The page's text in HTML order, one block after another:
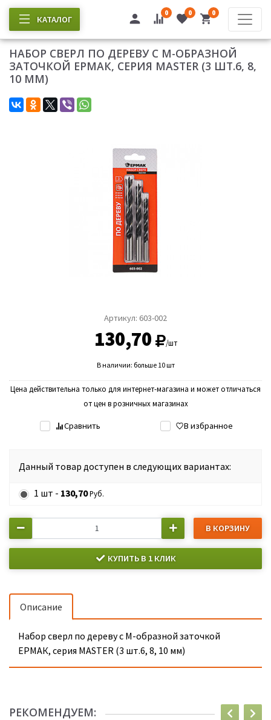
КАТАЛОГ
0 0 0
НАБОР СВЕРЛ ПО ДЕРЕВУ С М-ОБРАЗНОЙ
ЗАТОЧКОЙ ЕРМАК, СЕРИЯ MASTER (3 ШТ.6, 8,
10 ММ)
Артикул: 603-002
130,70 /шт
В наличии: больше 10 шт
Цена действительна только для интернет-магазина и может отличаться
от цен в розничных магазинах
Сравнить В избранное
Данный товар доступен в следующих вариантах:
1 шт - 130,70Руб.
В КОРЗИНУ
КУПИТЬ В 1 КЛИК
Описание
Набор сверл по дереву с М-образной заточкой
ЕРМАК, серия MASTER (3 шт.6, 8, 10 мм)
РЕКОМЕНДУЕМ: